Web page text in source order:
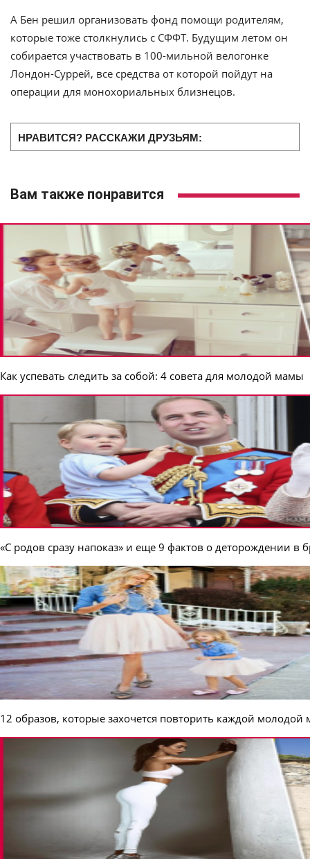
А Бен решил организовать фонд помощи родителям,
которые тоже столкнулись с СФФТ. Будущим летом он
собирается участвовать в 100-мильной велогонке
Лондон-Суррей, все средства от которой пойдут на
операции для монохориальных близнецов.
НРАВИТСЯ? РАССКАЖИ ДРУЗЬЯМ:
Вам также понравится
Как успевать следить за собой: 4 совета для молодой мамы
«С родов сразу напоказ» и еще 9 фактов о деторождении в
12 образов, которые захочется повторить каждой молодой